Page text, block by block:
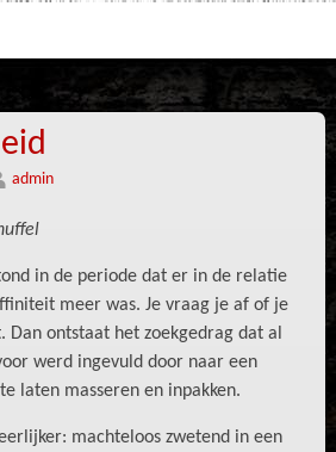
admin
in de periode dat er in de relatie
meer was. Je vraag je af of je
ontstaat het zoekgedrag dat al
werd ingevuld door naar een
laten masseren en inpakken.
machteloos zwetend in een